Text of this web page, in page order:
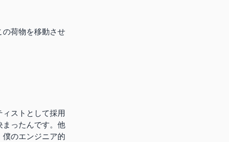
荷物を移動させ
ストとして採用
ったんです。他
のエンジニア的